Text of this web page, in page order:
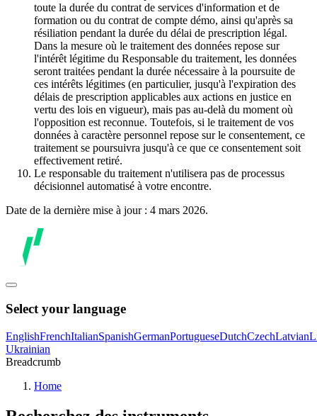
toute la durée du contrat de services d'information et de
formation ou du contrat de compte démo, ainsi qu'après sa
résiliation pendant la durée du délai de prescription légal.
Dans la mesure où le traitement des données repose sur
l'intérêt légitime du Responsable du traitement, les données
seront traitées pendant la durée nécessaire à la poursuite de
ces intérêts légitimes (en particulier, jusqu'à l'expiration des
délais de prescription applicables aux actions en justice en
vertu des lois en vigueur), mais pas au-delà du moment où
l'opposition est reconnue. Toutefois, si le traitement de vos
données à caractère personnel repose sur le consentement, ce
traitement se poursuivra jusqu'à ce que ce consentement soit
effectivement retiré.
Le responsable du traitement n'utilisera pas de processus
décisionnel automatisé à votre encontre.
Date de la dernière mise à jour : 4 mars 2026.
Select your language
EnglishFrenchItalianSpanishGermanPortugueseDutchCzechLatvian
Ukrainian
Breadcrumb
Home